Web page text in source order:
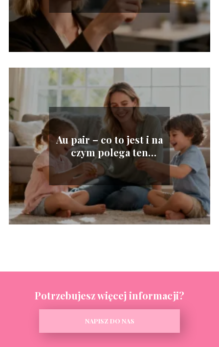
Au pair – co to jest i na
czym polega ten
program?
Potrzebujesz więcej informacji?
NAPISZ DO NAS